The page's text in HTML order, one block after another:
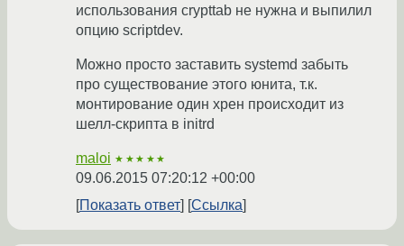
использования crypttab не нужна и выпилил
опцию scriptdev.
Можно просто заставить systemd забыть
про существование этого юнита, т.к.
монтирование один хрен происходит из
шелл-скрипта в initrd
maloi ★★★★★
09.06.2015 07:20:12 +00:00
Показать ответ
Ссылка